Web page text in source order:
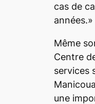
cas de
années.»
Même
Centre
services
une